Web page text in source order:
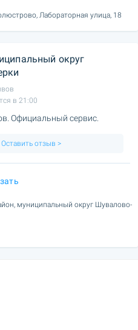
Лабораторная улица, 18
округ
в 21:00
Официальный сервис.
Оставить отзыв >
муниципальный округ Шувалово-